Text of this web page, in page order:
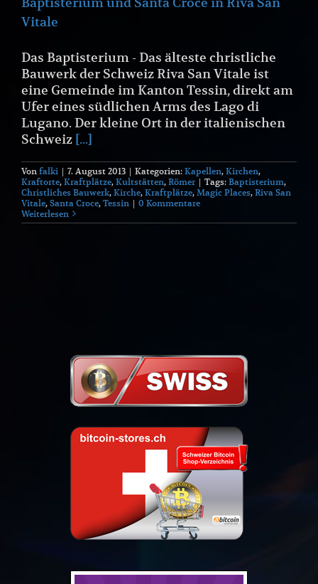
Vitale
Das Baptisterium - Das älteste christliche
Bauwerk der Schweiz Riva San Vitale ist
eine Gemeinde im Kanton Tessin, direkt am
Ufer eines südlichen Arms des Lago di
Lugano. Der kleine Ort in der italienischen
Schweiz [...]
Von falki | 7. August 2013 | Kategorien: Kapellen, Kirchen,
Kraftorte, Kraftplätze, Kultstätten, Römer | Tags: Baptisterium,
Christliches Bauwerk, Kirche, Kraftplätze, Magic Places, Riva San
Vitale, Santa Croce, Tessin | 0 Kommentare
Weiterlesen